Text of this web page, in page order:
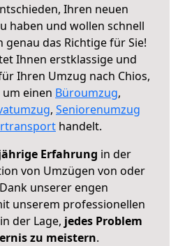
Ihren neuen
haben und wollen schnell
genau das Richtige für Sie!
Ihnen erstklassige und
Ihren Umzug nach Chios,
um einen Büroumzug,
, Seniorenumzug
handelt.
Erfahrung in der
von Umzügen von oder
unserer engen
unserem professionellen
der Lage, jedes Problem
zu meistern.